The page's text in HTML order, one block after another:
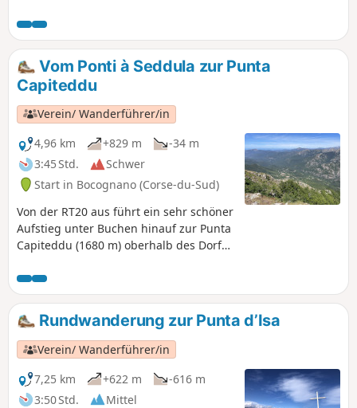
Vom Ponti à Seddula zur Punta
Capiteddu
Verein/ Wanderführer/in
4,96 km
+829 m
-34 m
3:45 Std.
Schwer
Start in Bocognano (Corse-du-Sud)
Von der RT20 aus führt ein sehr schöner
Aufstieg unter Buchen hinauf zur Punta
Capiteddu (1680 m) oberhalb des Dorfes
herrlichen Blick auf die umliegenden
Gipfel und den Col de Vizzavona
genießen kann.
Rundwanderung zur Punta d’Isa
Verein/ Wanderführer/in
7,25 km
+622 m
-616 m
3:50 Std.
Mittel